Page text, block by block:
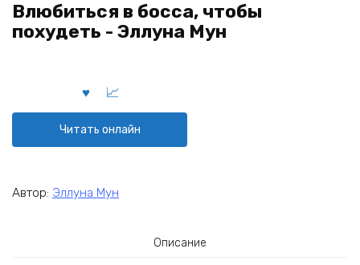
Влюбиться в босса, чтобы
похудеть - Эллуна Мун
Читать онлайн
Автор: Эллуна Мун
Описание